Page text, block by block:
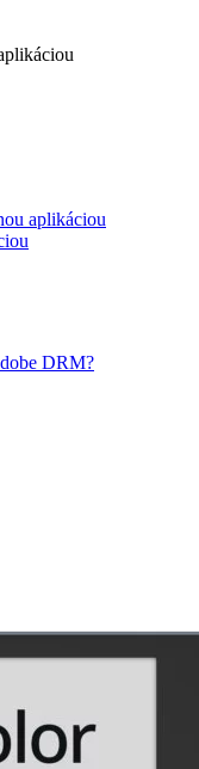
aplikáciou
DRM?